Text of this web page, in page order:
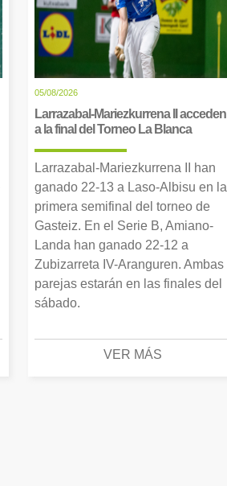
05/08/2026
Larrazabal-Mariezkurrena II acceden
a la final del Torneo La Blanca
Larrazabal-Mariezkurrena II han
ganado 22-13 a Laso-Albisu en la
primera semifinal del torneo de
Gasteiz. En el Serie B, Amiano-
Landa han ganado 22-12 a
Zubizarreta IV-Aranguren. Ambas
parejas estarán en las finales del
sábado.
VER MÁS